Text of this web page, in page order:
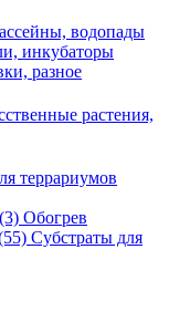
водопады
инкубаторы
разное
растения,
террариумов
(3) Обогрев
Субстраты для